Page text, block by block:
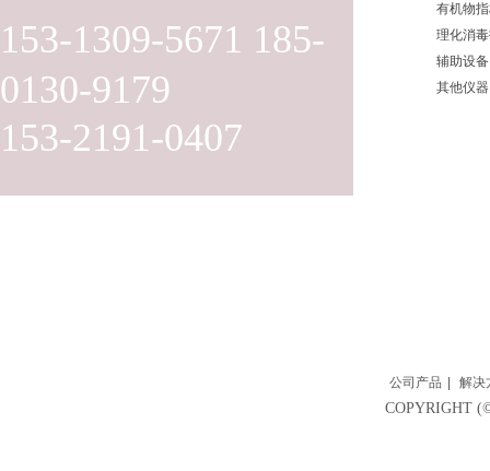
153-1309-5671 185-
0130-9179
153-2191-0407
有机物
理化消
辅助设备
其他仪器
公司产品 解决
COPYRIGHT